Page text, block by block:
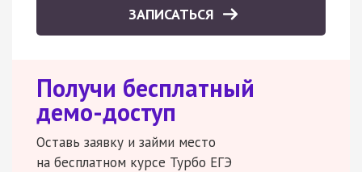
ЗАПИСАТЬСЯ
Получи бесплатный
демо-доступ
Оставь заявку и займи место
на бесплатном курсе Турбо ЕГЭ